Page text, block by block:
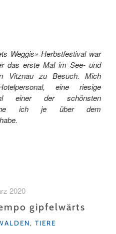
Weggis» Herbstfestival war
das erste Mal im See- und
Vitznau zu Besuch. Mich
eine riesige
einer der schönsten
ich je über dem
2020
gipfelwärts
, TIERE